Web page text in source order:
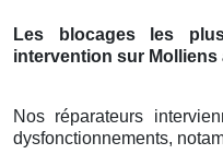
Les blocages les
intervention sur Molliens
Nos réparateurs
dysfonctionnements,